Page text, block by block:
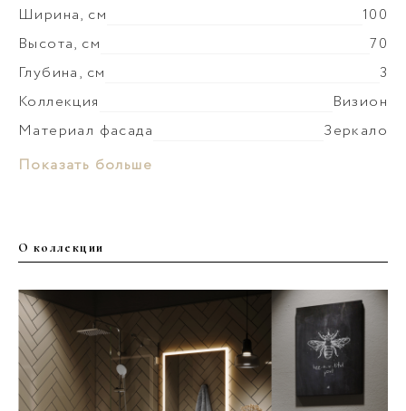
Ширина, см
100
Высота, см
70
Глубина, см
3
Коллекция
Визион
Материал фасада
Зеркало
Вес мебели, кг
Показать больше
О коллекции